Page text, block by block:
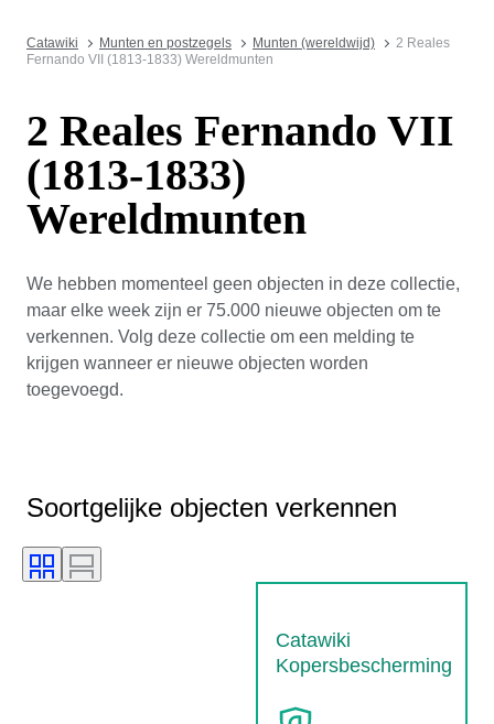
Catawiki Munten en postzegels Munten (wereldwijd)
2 Reales
Fernando VII (1813-1833) Wereldmunten
2 Reales Fernando VII
(1813-1833)
Wereldmunten
We hebben momenteel geen objecten in deze collectie,
maar elke week zijn er 75.000 nieuwe objecten om te
verkennen. Volg deze collectie om een melding te
krijgen wanneer er nieuwe objecten worden
toegevoegd.
Soortgelijke objecten verkennen
Catawiki
Kopersbescherming